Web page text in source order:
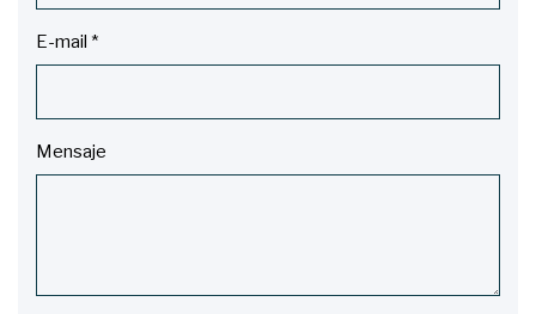
E-mail *
Mensaje